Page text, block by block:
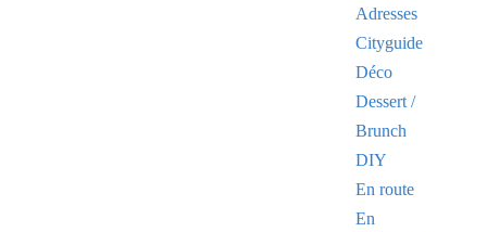
Adresses
Cityguide
Déco
Dessert /
Brunch
DIY
En route
En